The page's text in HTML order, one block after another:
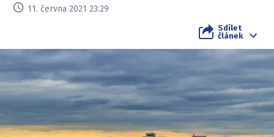
11. června 2021 23:29
Sdílet
článek